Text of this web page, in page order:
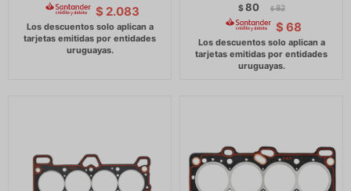
$ 2.083 $80 $ 82
$ 68